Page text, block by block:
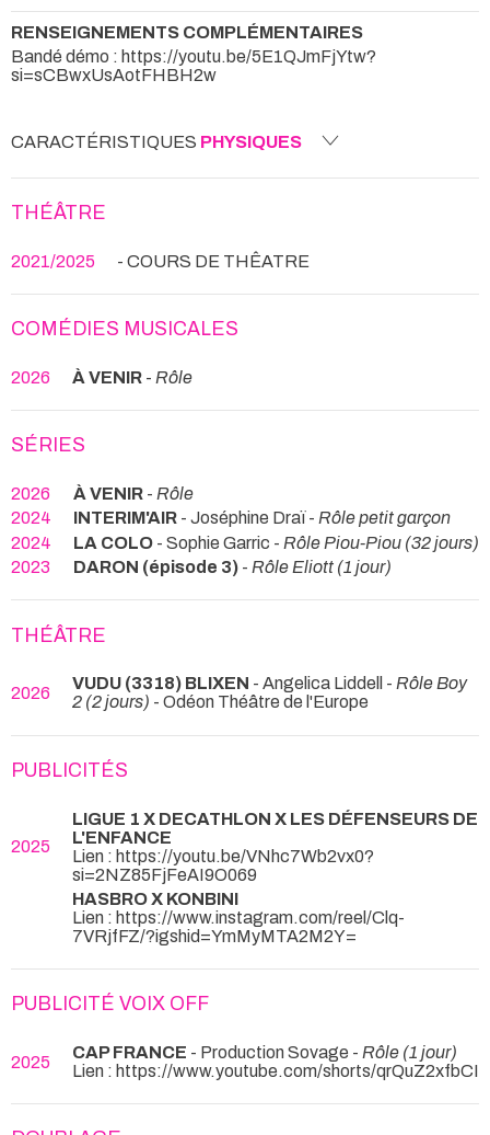
RENSEIGNEMENTS COMPLÉMENTAIRES
Bandé démo : https://youtu.be/5E1QJmFjYtw?
si=sCBwxUsAotFHBH2w
CARACTÉRISTIQUES PHYSIQUES
THÉÂTRE
2021/2025 - COURS DE THÊATRE
COMÉDIES MUSICALES
2026 À VENIR - Rôle
SÉRIES
2026 À VENIR - Rôle
2024
INTERIM'AIR - Joséphine Draï - Rôle petit garçon
2024
LA COLO - Sophie Garric - Rôle Piou-Piou (32 jours)
2023
DARON (épisode 3) - Rôle Eliott (1 jour)
THÉÂTRE
2026 VUDU (3318) BLIXEN - Angelica Liddell - Rôle Boy
2 (2 jours) - Odéon Théâtre de l'Europe
PUBLICITÉS
2025
LIGUE 1 X DECATHLON X LES DÉFENSEURS DE
L'ENFANCE
Lien : https://youtu.be/VNhc7Wb2vx0?
si=2NZ85FjFeAI9O069
HASBRO X KONBINI
Lien : https://www.instagram.com/reel/Clq-
7VRjfFZ/?igshid=YmMyMTA2M2Y=
PUBLICITÉ VOIX OFF
2025 CAP FRANCE - Production Sovage - Rôle (1 jour)
Lien : https://www.youtube.com/shorts/qrQuZ2xfbCI